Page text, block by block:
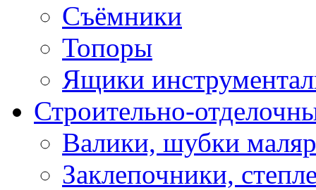
Съёмники
Топоры
Ящики
Строительно-
Валики, шубки
Заклепочники,